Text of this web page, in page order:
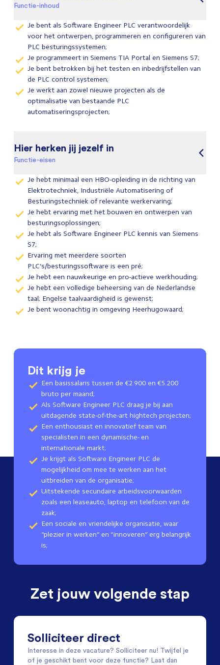
Functie-inhoud
Je bent als Software Engineer PLC verantwoordelijk
voor het ontwerpen, programmeren en configureren van
PLC besturingssystemen;
Je programmeert in Siemens TIA Portal en Siemens S7;
Je bent betrokken bij het testen en inbedrijfstellen van
de PLC control systemen;
Je werkt aan zowel nieuwe projecten als de
optimalisatie van bestaande PLC
automatiseringsprojecten;
Hier herken jij jezelf in
Functie-eisen
Je hebt minimaal een HBO-opleiding in de richting van
Elektrotechniek, Industriële Automatisering of
Besturingstechniek of relevante werkervaring;
Je hebt ervaring met het bouwen en ontwerpen van
besturingsoplossingen;
Je hebt als Software Engineer PLC kennis van Siemens
S7;
Ervaring met meerdere soorten
PLC’s/besturingssoftware is een pré;
Je hebt een nauwkeurige en pro-actieve werkhouding;
Je hebt een volledige beheersing van de Nederlandse
taal; Engelse taalvaardigheid is gewenst;
Je bent woonachtig in omgeving Heerhugowaard;
Dit krijg je
Een basissalaris tussen de €2.900 en €5.200
bruto per maand;
Als Software Engineer PLC draag je bij aan
uitdagende state-of-the-art hightech projecten;
Een enthousiast en innovatief team van
specialisten in een dynamische- en
internationale markt;
Je krijgt als Software Engineer PLC de
mogelijkheid om mee te werken aan het
uitbreiden van de organisatie;
Uitstekende secundaire arbeidsvoorwaarden
zoals een leaseauto, laptop en telefoon van de
zaak;
Een sociale en vriendelijke organisatie, waar
“plezier in werken” en “innoveren” erg belangrijk
is;
Zet jouw volgende stap
Solliciteer direct
Interesse in deze vacature? Solliciteer nu! Twijfel je
of je geschikt bent voor deze functie? Laat dan